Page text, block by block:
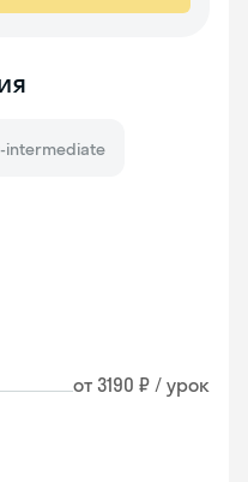
intermediate
от 3190 ₽ / урок